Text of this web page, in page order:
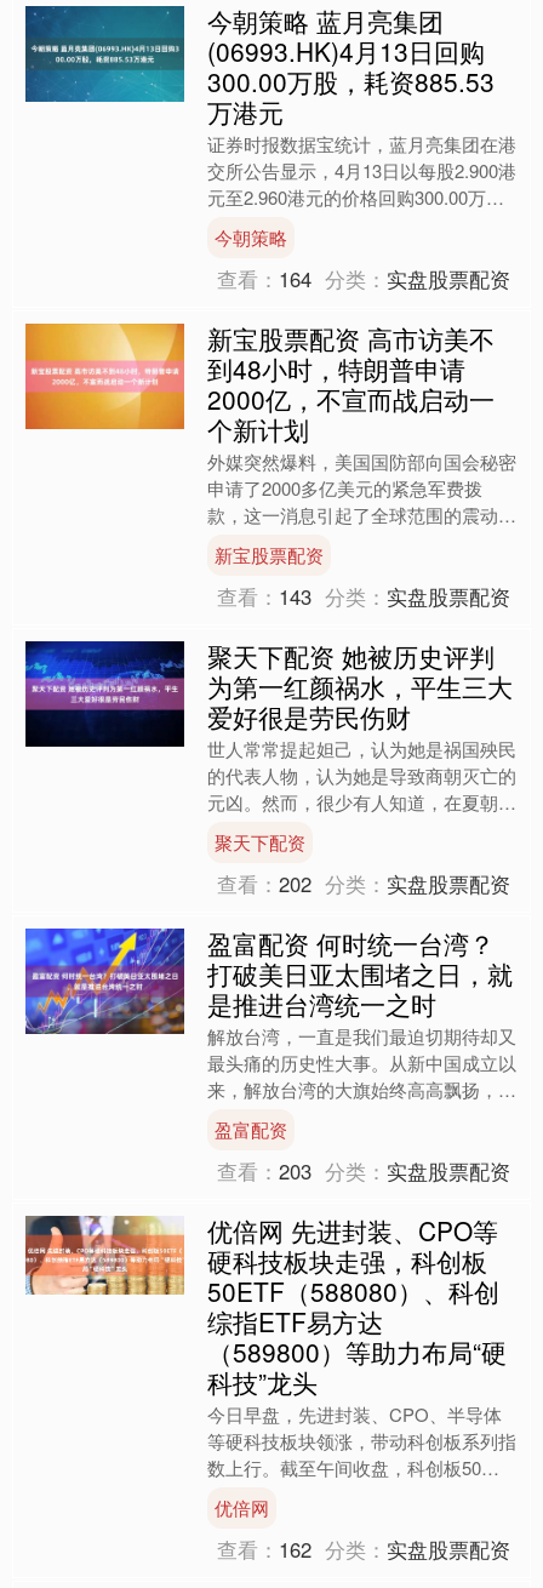
今朝策略 蓝月亮集团
(06993.HK)4月13日回购
300.00万股，耗资885.53
万港元
证券时报数据宝统计，蓝月亮集团在港
交所公告显示，4月13日以每股2.900港
元至2.960港元的价格回购300.00万
股，回购金额达885.53万港元。该股当
日....
今朝策略
查看： 164 分类： 实盘股票配资
新宝股票配资 高市访美不
到48小时，特朗普申请
2000亿，不宣而战启动一
个新计划
外媒突然爆料，美国国防部向国会秘密
申请了2000多亿美元的紧急军费拨
款，这一消息引起了全球范围的震动。
更让人震惊的是，特朗普转头就被实
锤，美军在战争头六天内便烧....
新宝股票配资
查看： 143 分类： 实盘股票配资
聚天下配资 她被历史评判
为第一红颜祸水，平生三大
爱好很是劳民伤财
世人常常提起妲己，认为她是祸国殃民
的代表人物，认为她是导致商朝灭亡的
元凶。然而，很少有人知道，在夏朝时
期，有一位美貌非凡的女子，她才是历
史上最早的祸水，她的名字....
聚天下配资
查看：202 分类： 实盘股票配资
盈富配资 何时统一台湾？
打破美日亚太围堵之日，就
是推进台湾统一之时
解放台湾，一直是我们最迫切期待却又
最头痛的历史性大事。从新中国成立以
来，解放台湾的大旗始终高高飘扬，毛
主席曾明确表示过：我们一定要解放台
湾！自1945年台湾光复....
盈富配资
查看：203 分类： 实盘股票配资
优倍网 先进封装、CPO等
硬科技板块走强，科创板
50ETF（588080）、科创
综指ETF易方达
（589800）等助力布局“硬
科技”龙头
今日早盘，先进封装、CPO、半导体
等硬科技板块领涨，带动科创板系列指
数上行。截至午间收盘，科创板50指
数、科创综指均上涨1.0%，科创成长
指数上涨0.9%，科创....
优倍网
查看： 162 分类： 实盘股票配资